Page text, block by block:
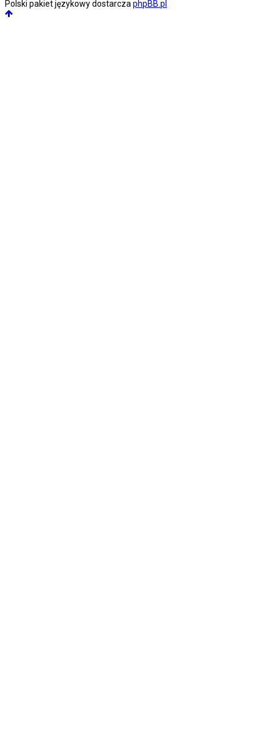
Polski pakiet językowy dostarczaphpBB.pl